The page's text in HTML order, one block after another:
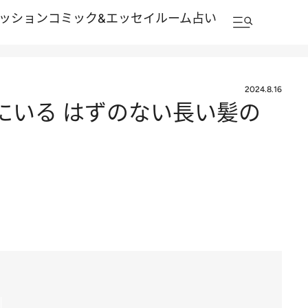
ションコミック&エッセイルーム占い
2024.8.16
いる はずのない長い髪の